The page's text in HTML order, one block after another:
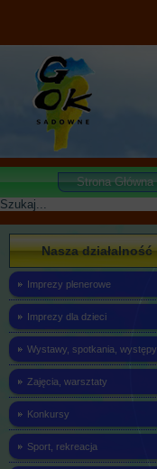
Strona Główna
Szukaj
Nasza działalność
Imprezy plenerowe
Imprezy dla dzieci
Wystawy, spotkania, występy
Zajęcia, warsztaty
Konkursy
Sport, rekreacja